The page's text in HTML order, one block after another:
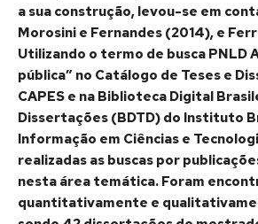
a sua construção, levou-se em
Morosini e Fernandes (2014), e
Utilizando o termo de busca PNLD
pública” no Catálogo de Teses e
CAPES e na Biblioteca Digital
Dissertações (BDTD) do Instituto
Informação em Ciências e
realizadas as buscas por
nesta área temática. Foram
quantitativamente e